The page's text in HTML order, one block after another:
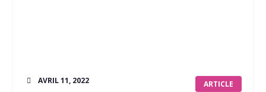
ARTICLE
AVRIL 11, 2022